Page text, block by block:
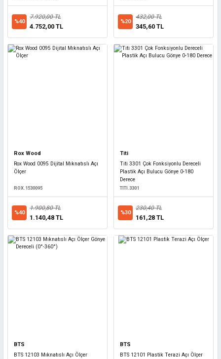
%40
7.920,00 TL
4.752,00 TL
%20
432,00 TL
345,60 TL
Rox Wood
Rox Wood 0095 Dijital Mıknatıslı Açı
Ölçer
ROX.1530095
%40
1.900,80 TL
1.140,48 TL
Titi
Titi 3301 Çok Fonksiyonlu Dereceli
Plastik Açı Bulucu Gönye 0-180
Derece
TITI.3301
%30
230,40 TL
161,28 TL
BTS
BTS 12103 Mıknatıslı Açı Ölçer
BTS
BTS 12101 Plastik Terazi Açı Ölçer